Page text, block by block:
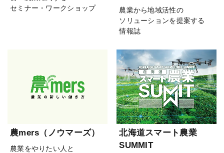
セミナー・ワークショップ
農業から地域活性の
ソリューションを提案する
情報誌
農mers（ノウマーズ）
農業をやりたい人と
北海道スマート農業
SUMMIT